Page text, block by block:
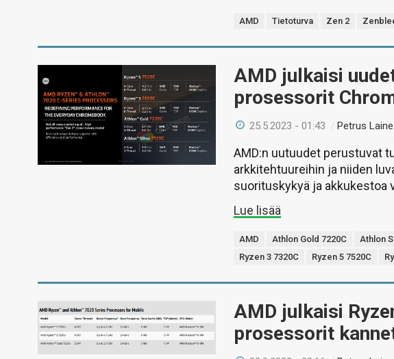
AMD Tietoturva Zen 2
AMD julkaisi
prosessorit
25.5.2023 - 01:43 /Petrus Laine
AMD:n uutuudet perustuvat
arkkitehtuureihin ja niiden
suorituskykyä ja akkukestoa
Lue lisää
AMD Athlon Gold 7220C Athlon
Ryzen 3 7320C
Ryzen 5 7520C
AMD julkaisi
prosessorit